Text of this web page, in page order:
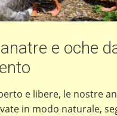
e oche
e libere, le nostre
in modo naturale,